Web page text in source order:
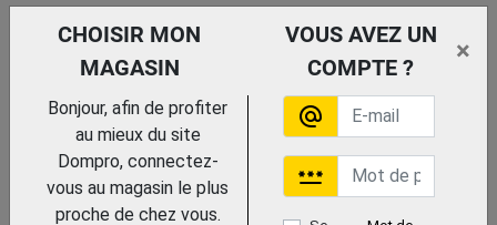
Trouvez le chez votre
adhérent
TIGES FILETEES
ITAR
CHOISIR MON
MAGASIN
VOUS AVEZ UN
COMPTE ?
×
Bonjour, afin de profiter
au mieux du site
Dompro, connectez-
vous au magasin le plus
proche de chez vous.
alternate_email
password